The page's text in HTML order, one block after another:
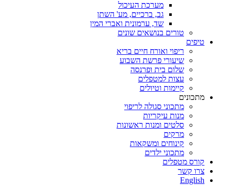
מערכת העיכול
גב, ברכיים, מע' השתן
שד, ערמונית ואברי המין
טורים בנושאים שונים
טיפים
ריפוי ואורח חיים בריא
שיעורי פרשת השבוע
שלום בית ופרנסה
עצות למטפלים
קיימות וטיולים
מתכונים
מתכוני סגולה לריפוי
מנות עיקריות
סלטים ומנות ראשונות
מרקים
קינוחים ומשקאות
מתכוני ילדים
קורס מטפלים
צרו קשר
English